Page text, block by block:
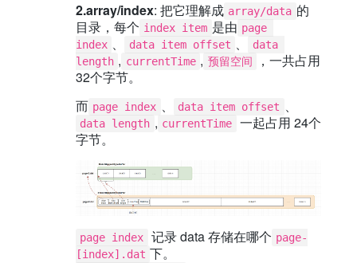
2.array/index: 把它理解成 array/data 的
目录，每个 index item 是由 page
index 、 data item offset 、
data
length , currentTime , 预留空间
，一共占用
32个字节。
而 page index 、 data item offset 、
data length , currentTime
一起占用 24个
字节。
page index 记录 data 存储在哪个 page-
[index].dat 下。